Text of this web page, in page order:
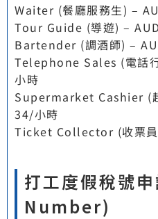
Waiter (餐廳服務生) –
Tour Guide (導遊) –
Bartender (調酒師) –
Telephone Sales (電話
小時
Supermarket Cashier (
34/小時
Ticket Collector (收票
打工度假稅號
Number)